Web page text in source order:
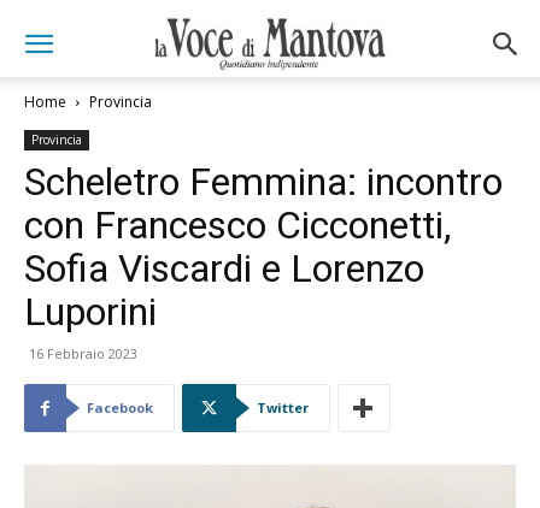
Home Provincia
Provincia
Scheletro Femmina: incontro
con Francesco Cicconetti,
Sofia Viscardi e Lorenzo
Luporini
16 Febbraio 2023
Facebook Twitter